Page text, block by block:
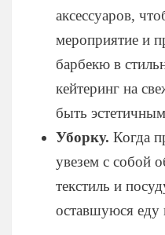
аксессуаров,
мероприятие и
барбекю в
кейтеринг на
быть
Уборку. Когда
увезем с собой
текстиль и
оставшуюся еду